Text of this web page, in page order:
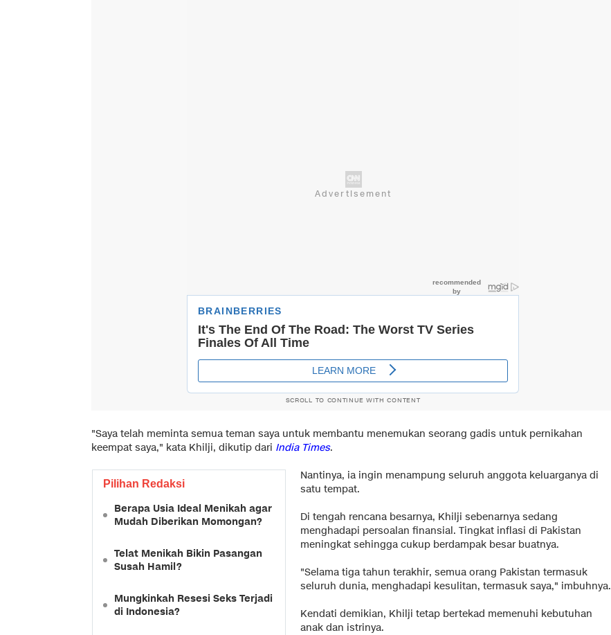
SCROLL TO CONTINUE WITH CONTENT
"Saya telah meminta semua teman saya untuk membantu menemukan seorang gadis untuk pernikahan
keempat saya," kata Khilji, dikutip dari India Times.
Pilihan Redaksi
Berapa Usia Ideal Menikah agar
Mudah Diberikan Momongan?
Telat Menikah Bikin Pasangan
Susah Hamil?
Mungkinkah Resesi Seks Terjadi
di Indonesia?
Nantinya, ia ingin menampung seluruh anggota keluarganya di
satu tempat.
Di tengah rencana besarnya, Khilji sebenarnya sedang
menghadapi persoalan finansial. Tingkat inflasi di Pakistan
meningkat sehingga cukup berdampak besar buatnya.
"Selama tiga tahun terakhir, semua orang Pakistan termasuk
seluruh dunia, menghadapi kesulitan, termasuk saya," imbuhnya.
Kendati demikian, Khilji tetap bertekad memenuhi kebutuhan
anak dan istrinya.